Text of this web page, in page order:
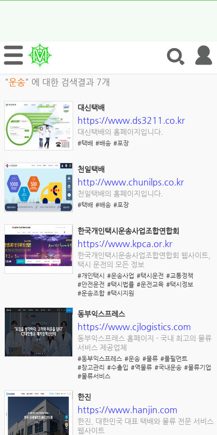
"운송" 에 대한 검색결과 7개
대신택배
https://www.ds3211.co.kr
대신택배의 홈페이지입니다.
#택배 #배송 #포장
천일택배
http://www.chunilps.co.kr
천일택배의 홈페이지입니다.
#택배 #배송 #포장
한국개인택시운송사업조합연합회
https://www.kpca.or.kr
한국개인택시운송사업조합연합회 웹사이트,
택시 운전의 모든 정보
#개인택시 #운송사업 #택시운전 #교통정책
#안전운전 #택시법률 #운전교육 #택시정보
#운송조합 #택시지원
동부익스프레스
https://www.cjlogistics.com
동부익스프레스 홈페이지 - 국내 최고의 물류
서비스 제공업체
#동부익스프레스 #운송 #물류 #풀필먼트
#창고관리 #수출입 #역물류 #국내운송 #물류기업
#물류서비스
한진
https://www.hanjin.com
한진, 대한민국 대표 택배와 물류 전문 서비스
웹사이트